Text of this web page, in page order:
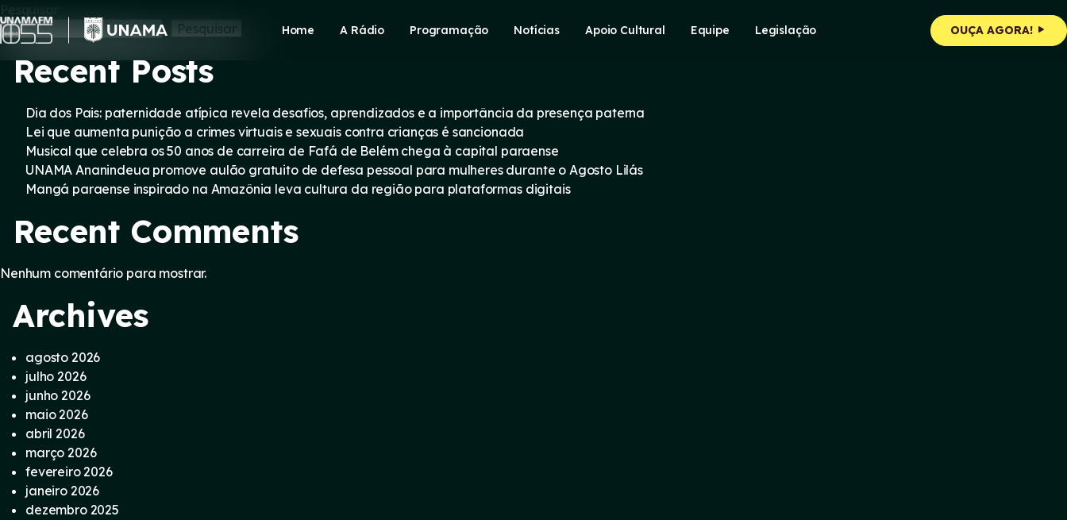
Skip
to
content
Home A Rádio Programação Notícias Apoio Cultural Equipe Legislação OUÇA AGORA!
Pesquisar
Pesquisar
Recent Posts
Dia dos Pais: paternidade atípica revela desafios, aprendizados e a importância da presença paterna
Lei que aumenta punição a crimes virtuais e sexuais contra crianças é sancionada
Musical que celebra os 50 anos de carreira de Fafá de Belém chega à capital paraense
UNAMA Ananindeua promove aulão gratuito de defesa pessoal para mulheres durante o Agosto Lilás
Mangá paraense inspirado na Amazônia leva cultura da região para plataformas digitais
Recent Comments
Nenhum comentário para mostrar.
Archives
agosto 2026
julho 2026
junho 2026
maio 2026
abril 2026
março 2026
fevereiro 2026
janeiro 2026
dezembro 2025